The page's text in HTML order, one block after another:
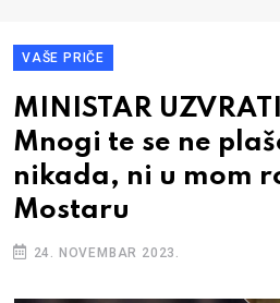
VAŠE PRIČE
MINISTAR
Mnogi te se ne
nikada, ni u mom
Mostaru
24. NOVEMBAR 2023.